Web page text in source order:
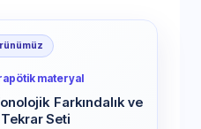
materyal
Farkındalık ve
Seti